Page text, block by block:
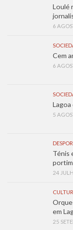
Loulé
6
Cem
6
Lagoa
5
Ténis
24
em
25